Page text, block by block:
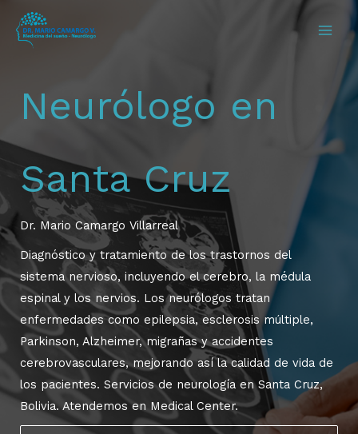
contenido
Neurólogo en
Santa Cruz
Dr. Mario Camargo Villarreal
Diagnóstico y tratamiento de los trastornos del
sistema nervioso, incluyendo el cerebro, la médula
espinal y los nervios. Los neurólogos tratan
enfermedades como epilepsia, esclerosis múltiple,
Parkinson, Alzheimer, migrañas y accidentes
cerebrovasculares, mejorando así la calidad de vida de
los pacientes. Servicios de neurología en Santa Cruz,
Bolivia. Atendemos en Medical Center.